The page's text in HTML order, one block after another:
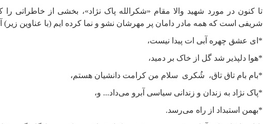
تا کنون در مورد شهید والا مقام «شکرالله پاک نژاد»، بخشی از خاطراتی
شریفی است که همه مادر دامان پر مهرشان نشو و نما کرده ایم (با عناوین زیر)
*ای عشق چهره آبی ات پیدا نیست،‌
*هوا دلپذیر شد گل از خاک بر دمید،
*بام بام تاق تاق، شُکری سلام من کرامت دانشیان هستم،
*پاک نژاد به زندان و زندانی سیاسی آبرو می‌داد... و،
*بهمن استبداد از راه می‌رسد.